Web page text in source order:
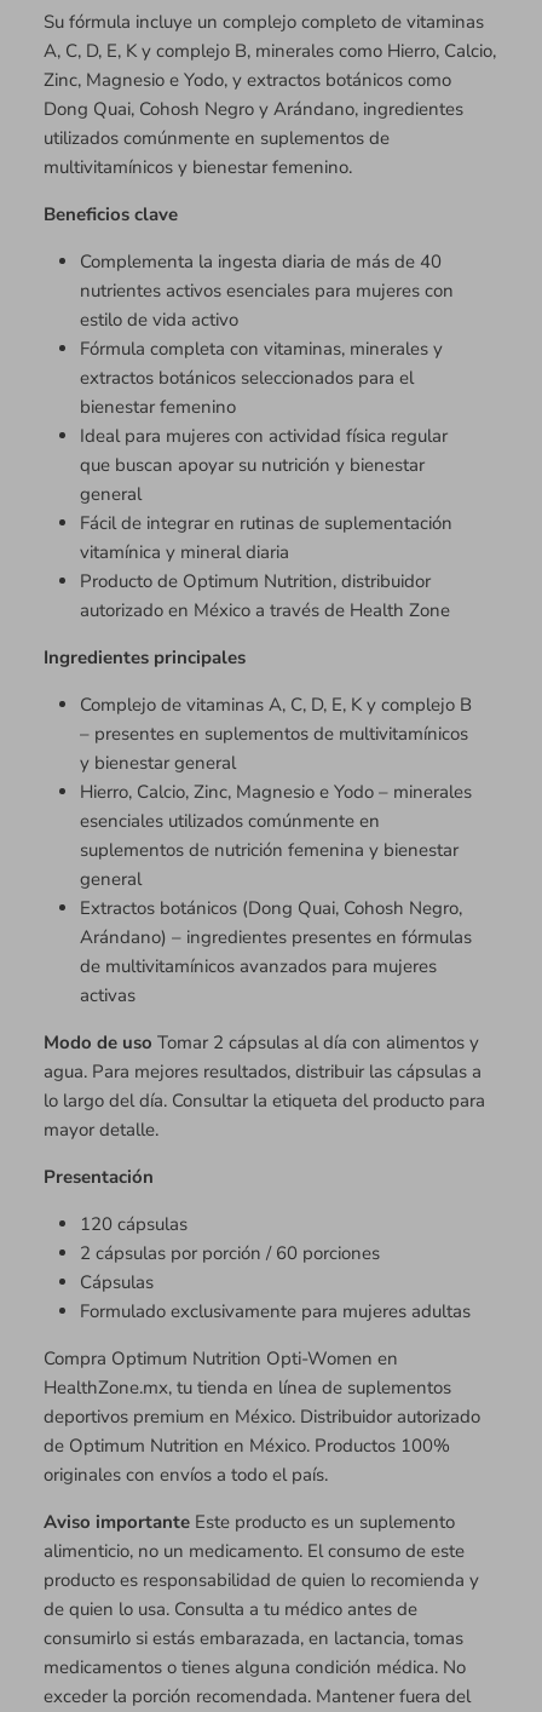
Su fórmula incluye un complejo completo de vitaminas
A, C, D, E, K y complejo B, minerales como Hierro, Calcio,
Zinc, Magnesio e Yodo, y extractos botánicos como
Dong Quai, Cohosh Negro y Arándano, ingredientes
utilizados comúnmente en suplementos de
multivitamínicos y bienestar femenino.
Beneficios clave
Complementa la ingesta diaria de más de 40
nutrientes activos esenciales para mujeres con
estilo de vida activo
Fórmula completa con vitaminas, minerales y
extractos botánicos seleccionados para el
bienestar femenino
Ideal para mujeres con actividad física regular
que buscan apoyar su nutrición y bienestar
general
Fácil de integrar en rutinas de suplementación
vitamínica y mineral diaria
Producto de Optimum Nutrition, distribuidor
autorizado en México a través de Health Zone
Ingredientes principales
Complejo de vitaminas A, C, D, E, K y complejo B
– presentes en suplementos de multivitamínicos
y bienestar general
Hierro, Calcio, Zinc, Magnesio e Yodo – minerales
esenciales utilizados comúnmente en
suplementos de nutrición femenina y bienestar
general
Extractos botánicos (Dong Quai, Cohosh Negro,
Arándano) – ingredientes presentes en fórmulas
de multivitamínicos avanzados para mujeres
activas
Modo de uso Tomar 2 cápsulas al día con alimentos y
agua. Para mejores resultados, distribuir las cápsulas a
lo largo del día. Consultar la etiqueta del producto para
mayor detalle.
Presentación
120 cápsulas
2 cápsulas por porción / 60 porciones
Cápsulas
Formulado exclusivamente para mujeres adultas
Compra Optimum Nutrition Opti-Women en
HealthZone.mx, tu tienda en línea de suplementos
deportivos premium en México. Distribuidor autorizado
de Optimum Nutrition en México. Productos 100%
originales con envíos a todo el país.
Aviso importante Este producto es un suplemento
alimenticio, no un medicamento. El consumo de este
producto es responsabilidad de quien lo recomienda y
de quien lo usa. Consulta a tu médico antes de
consumirlo si estás embarazada, en lactancia, tomas
medicamentos o tienes alguna condición médica. No
exceder la porción recomendada. Mantener fuera del